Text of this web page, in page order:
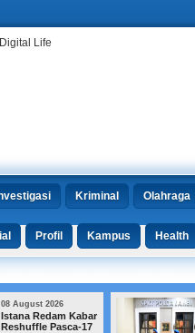
Kriminal Olahraga
Profil Kampus Health
08 August 2026
Lima Personel Polri
Dicopot Tak Hormat